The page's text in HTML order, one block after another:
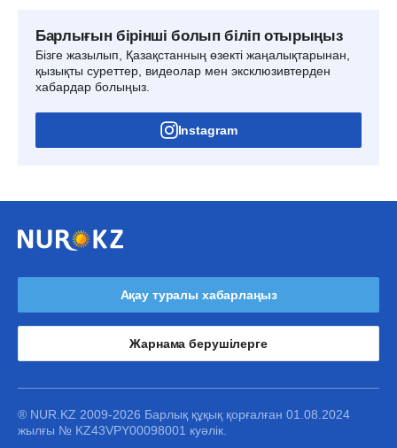
Барлығын бірінші болып біліп отырыңыз
Бізге жазылып, Қазақстанның өзекті жаңалықтарынан,
қызықты суреттер, видеолар мен эксклюзивтерден
хабардар болыңыз.
Instagram
Ақау туралы хабарлаңыз
Жарнама берушілерге
® NUR.KZ 2009-2026 Барлық құқық қорғалған 01.08.2024
жылғы № KZ43VPY00098001 куәлік.